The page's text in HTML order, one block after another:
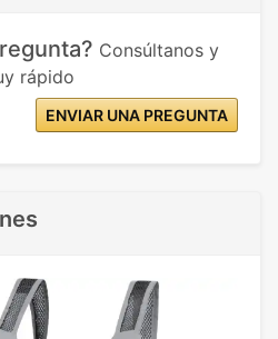
Consúltanos y
rápido
ENVIAR UNA PREGUNTA